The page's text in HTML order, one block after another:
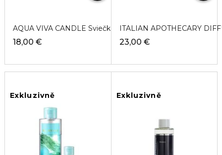
AQUA VIVA CANDLE Sviečka
18,00 €
ITALIAN APOTHECARY
23,00 €
Exkluzivně Exkluzivně